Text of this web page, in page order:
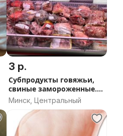
3 р.
Субпродукты говяжьи,
свиные замороженные.
Хвосты,уши, ноги.
Говяжьи,свиные языки.
Легкое. Сердце
Минск, Центральный